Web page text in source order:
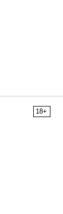
18+